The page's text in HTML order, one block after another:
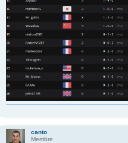
canto
Membre